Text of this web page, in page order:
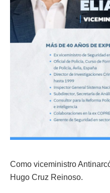
Como viceministro
Hugo Cruz Reinoso.